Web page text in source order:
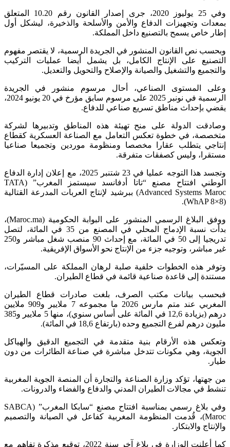
وفي 25 يوليوز 2020، جرى إصدار القانون رقم 10.20 المتعلق
بمعدات وتجهيزات الدفاع والأمن والأسلحة والذخيرة، ليشكل أول
إطار خاص يسمح بالتصنيع داخل المملكة.
وبحسب نص القانون المنشور في الجريدة الرسمية، لا يقتصر مفهوم
التصنيع على الإنتاج الكامل، بل يشمل أيضا عمليات التركيب
والتجميع والتشغيل والصيانة والإصلاح والتحويل والتعديل.
وعلى المستوى الصناعي، أحال مرسوم منشور في الجريدة
الرسمية في نونبر 2025 على مرسوم سابق مؤرخ في 20 يونيو 2024،
يقضي بإحداث مناطق تسريع صناعي للدفاع.
وصادقت الدولة على منح تهيئة هذه المناطق وتدبيرها لشركة
متخصصة، في خطوة تعكس التعامل مع الصناعة العسكرية كقطاع
إنتاجي يتطلب عقارا مخصصا ومنظومة موردين وتجميعا صناعيا
مستقرا، وليس كصفقات متفرقة.
وتجسد هذا التوجه عمليا في 23 شتنبر 2025، مع إعلان إدارة الدفاع
الوطني افتتاح مصنع “تاتا أدفانسد سيستمز المغرب” (TATA
Advanced Systems Maroc) ببرشيد لإنتاج العربات المدرعة القتالية
(WhAP 8×8).
ووفق البلاغ الرسمي المنشور على البوابة الحكومية (Maroc.ma)،
بدأت نسبة الإدماج المحلي في المصنع من 35 في المائة، لتصل
تدريجيا إلى 50 في المائة، مع إحداث 90 منصب شغل مباشر و250
غير مباشر، وتوجيه جزء من الإنتاج نحو الأسواق الإفريقية.
وتوفر هذه الخطوات خلفية صلبة لرهان المملكة على المسيّرات،
مستندة إلى قاعدة صناعية قائمة في قطاع الطيران.
فبحسب بيانات مكتب الصرف، بلغت صادرات قطاع الطيران
المغربي عند متم مارس 2026 ما مجموعه 7 ملايير و909 ملايين
درهم (بزيادة 12,6 في المائة على أساس سنوي)، منها 5 ملايير و385
مليون درهم لفرع التجميع وحده (بارتفاع 18,6 في المائة).
وتعكس هذه الأرقام بنية متقدمة في التجميع الدقيق والهياكل
الجوية، وهي مكونات تتدخل مباشرة في صناعة الطائرات من دون
طيار.
من جهتها، تؤكد وزارة الصناعة والتجارة أن المنصة الجوية المغربية
تنشط في مجالات الطيران المدني والدفاع والفضاء والدرونات.
وفي بلاغ رسمي بمناسبة افتتاح مصنع “سابكا المغرب” (SABCA
Maroc)، قُدمت المنظومة المغربية كفاعل في الصيانة والتصميم
والإنتاج والابتكار.
كما أعلنت الوزارة في بلاغ آخر سنة 2022، توقيع مذكرة تفاهم مع